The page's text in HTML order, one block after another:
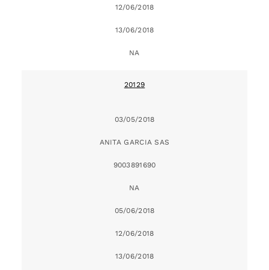
12/06/2018
13/06/2018
NA
20129
03/05/2018
ANITA GARCIA SAS
9003891690
NA
05/06/2018
12/06/2018
13/06/2018